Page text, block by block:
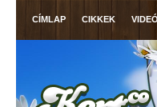
CÍMLAP CIKKEK